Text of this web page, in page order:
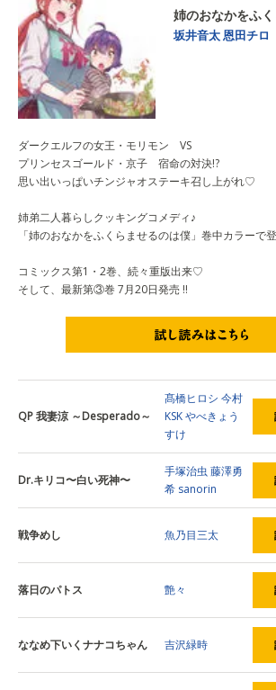
姉のおなかをふ
坂井音太恩田チロ
ダークエルフの女王・モリモン VS
プリンセスゴールド・京子 宿命の対決!?
思い出いっぱいチンジャオステーキ召し上がれ♡
姉弟二人暮らしクッキングコメディ♪
「姉のおなかをふくらませるのは僕」巻中カラーで
コミックス第1・2巻、続々重版出来♡
そして、最新第③巻 7月20日発売 !!
QP 我妻涼 ～Desperado～
髙橋ヒロシ 今村
KSKやべきょう
すけ
Dr.キリコ〜白い死神〜
手塚治虫 藤澤勇
希 sanorin
戦争めし 魚乃目三太
落日のパトス 艶々
ななめ下いくナナコちゃん 吉沢緑時